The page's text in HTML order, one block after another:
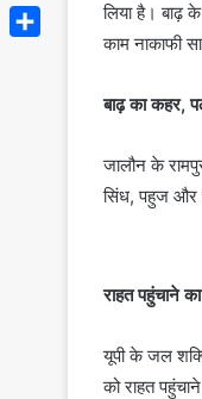
लिया है। बाढ़
काम नाकाफी
बाढ़ का कहर,
जालौन के
सिंध, पहुज और
राहत पहुंचाने
यूपी के जल
को राहत
Copy
Link